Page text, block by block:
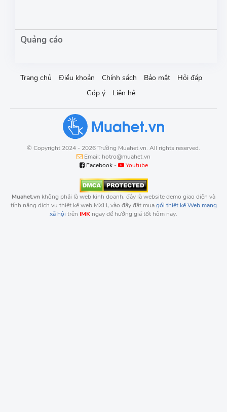
Trang chủ Điều khoản Chính sách Bảo mật
Hỏi đáp
Góp ý
Liên hệ
© Copyright 2024 - 2026 Trường Muahet.vn. All rights reserved.
Email: hotro@muahet.vn
Facebook- Youtube
Muahet.vn không phải là web kinh doanh, đây là website demo giao diện và
tính năng dịch vụ thiết kế web MXH, vào đây đặt muagói thiết kế Web mạng
xã hội trên IMK ngay để hưởng giá tốt hôm nay.